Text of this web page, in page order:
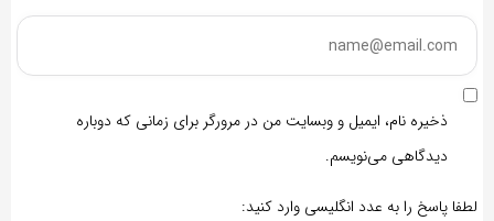
ذخیره نام، ایمیل و وبسایت من در مرورگر برای زمانی که دوباره
دیدگاهی می‌نویسم.
لطفا پاسخ را به عدد انگلیسی وارد کنید: